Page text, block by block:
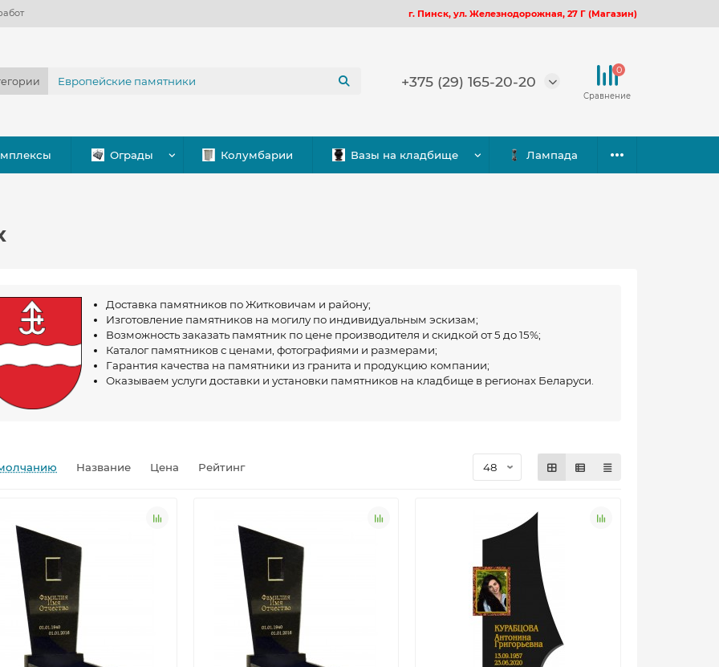
г. Пинск, ул. Железнодорожная, 27 Г (Магазин)
+375 (29) 165-20-20
0
Ограды Колумбарии Вазы на кладбище Лампада
Доставка памятников по Житковичам и району;
Изготовление памятников на могилу по индивидуальным эскизам;
Возможность заказать памятник по цене производителя и скидкой от 5 до 15%;
Каталог памятников с ценами, фотографиями и размерами;
Гарантия качества на памятники из гранита и продукцию компании;
Оказываем услуги доставки и установки памятников на кладбище в регионах Беларуси.
Название Цена Рейтинг